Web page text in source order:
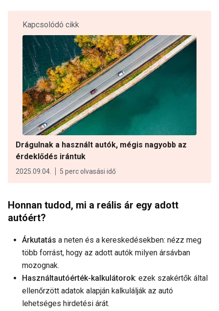
Kapcsolódó cikk
Drágulnak a használt autók, mégis nagyobb az
érdeklődés irántuk
2025.09.04. 5 perc olvasási idő
Honnan tudod, mi a reális ár egy adott
autóért?
Árkutatás a neten és a kereskedésekben: nézz meg
több forrást, hogy az adott autók milyen ársávban
mozognak.
Használtautóérték-kalkulátorok: ezek szakértők által
ellenőrzött adatok alapján kalkulálják az autó
lehetséges hirdetési árát.